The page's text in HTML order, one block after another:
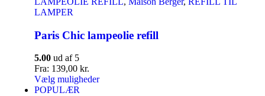
LAMPER
Paris Chic lampeolie refill
5.00 ud af 5
Fra: 139,00 kr.
Vælg muligheder
POPULÆR